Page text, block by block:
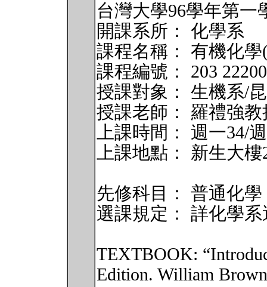
台灣大學96學年第一
開課系所： 化學系
課程名稱： 有機化學
課程編號： 203
授課對象： 生機系/
授課老師： 羅禮強教
上課時間： 週一34/
上課地點： 新生大樓
先修科目： 普通化學
選課規定： 詳化學
TEXTBOOK:
Edition. William